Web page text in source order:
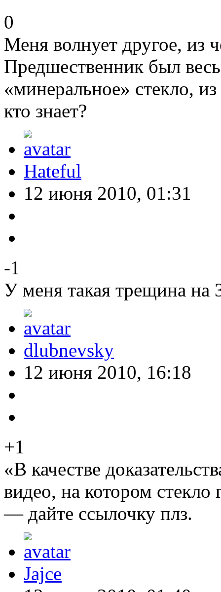
0
Меня волнует другое, из
Предшественник был
«минеральное» стекло,
кто знает?
Hateful
12 июня 2010, 01:31
-1
У меня такая трещина на
dlubnevsky
12 июня 2010, 16:18
+1
«В качестве
видео, на котором стекло
— дайте ссылочку плз.
Jajce